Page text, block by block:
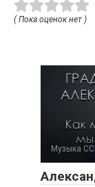
( Пока оценок нет )
Музыка